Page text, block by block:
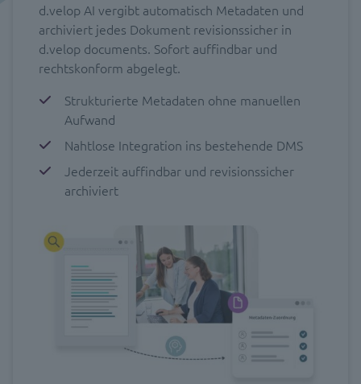
d.velop AI vergibt automatisch Metadaten und
archiviert jedes Dokument revisionssicher in
d.velop documents. Sofort auffindbar und
rechtskonform abgelegt.
Strukturierte Metadaten ohne manuellen
Aufwand
Nahtlose Integration ins bestehende DMS
Jederzeit auffindbar und revisionssicher
archiviert